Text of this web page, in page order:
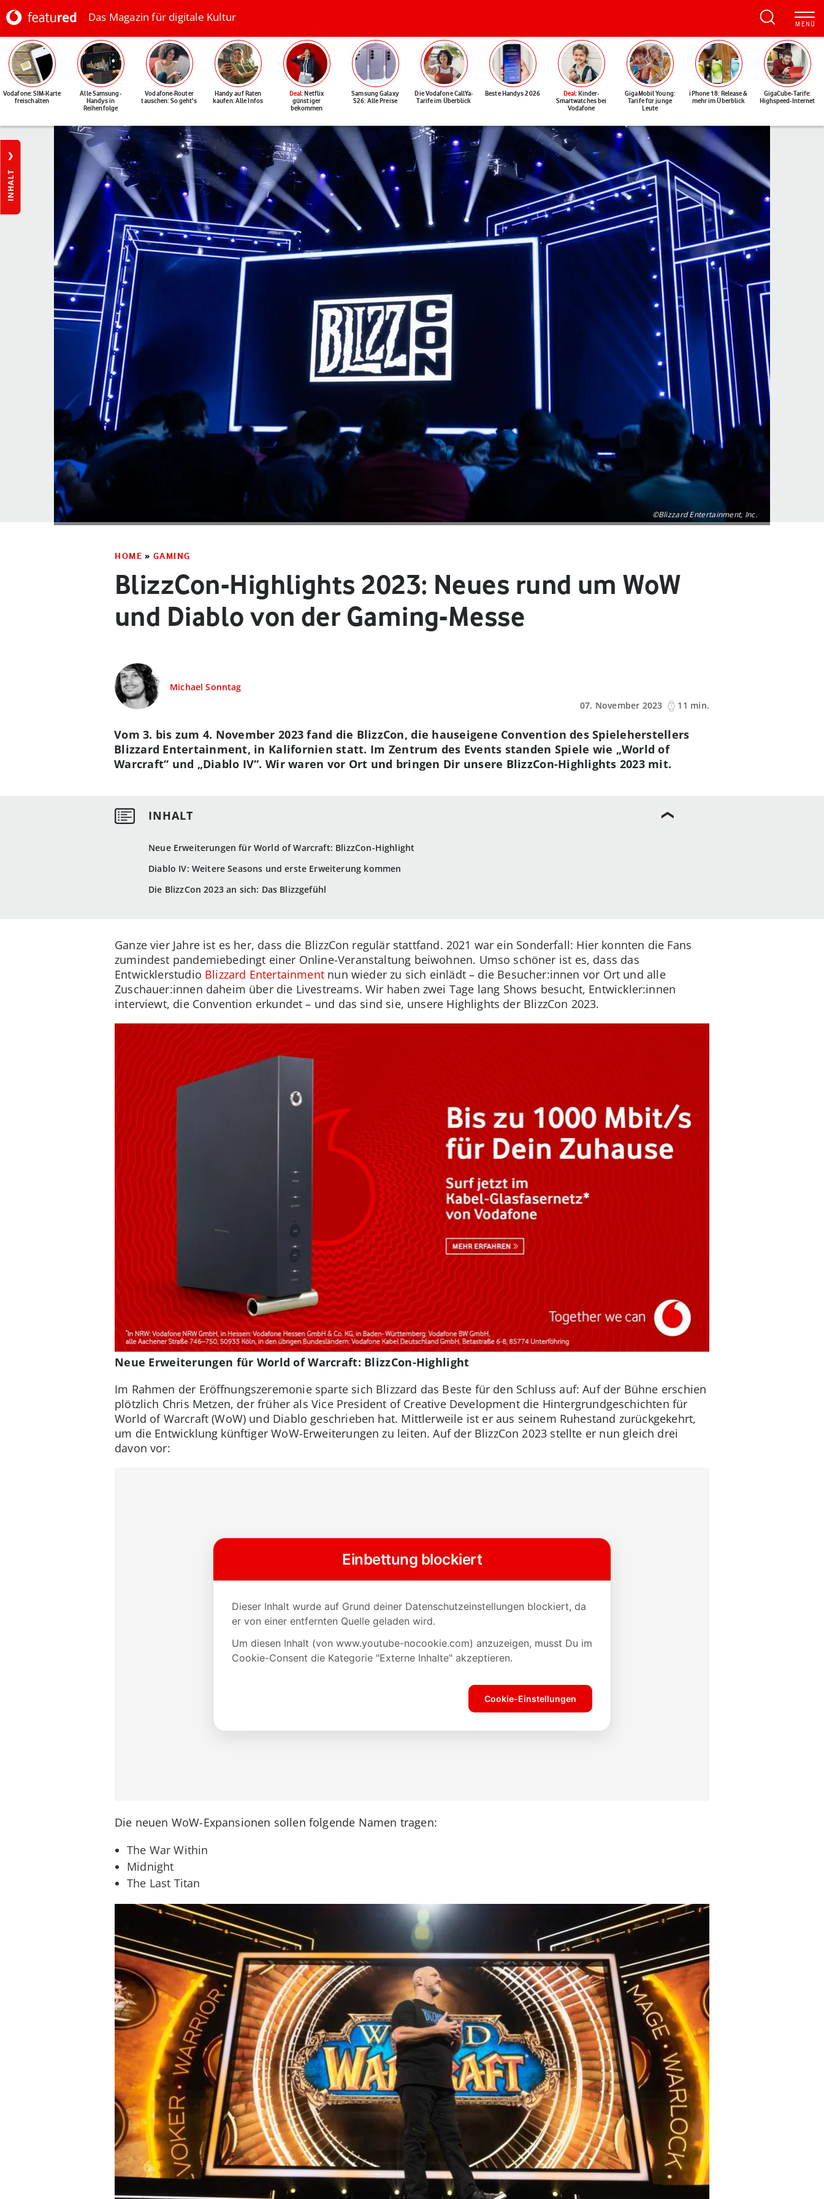
Das Magazin für digitale Kultur
Vodafone: SIM-Karte
freischalten
Alle Samsung-
Handys in
Reihenfolge
Vodafone-Router
tauschen: So geht's
Handy auf Raten
kaufen: Alle Infos
Deal: Netflix
günstiger
bekommen
Samsung Galaxy
S26: Alle Preise
Die Vodafone CallYa-
Tarife im Überblick
Beste Handys 2026 Deal: Kinder-
Smartwatches bei
Vodafone
GigaMobil Young:
Tarife für junge
Leute
iPhone 18: Release &
mehr im Überblick
GigaCube-Tarife:
Highspeed-Internet
INHALT
©Blizzard Entertainment, Inc.
HOME » GAMING
BlizzCon-Highlights 2023: Neues rund um WoW
und Diablo von der Gaming-Messe
Michael Sonntag
07. November 2023
11 min.
Neue Erweiterungen für World of Warcraft: BlizzCon-Highlight
Diablo IV: Weitere Seasons und erste Erweiterung kommen
Die BlizzCon 2023 an sich: Das Blizzgefühl
Vom 3. bis zum 4. November 2023 fand die BlizzCon, die hauseigene Convention des Spieleherstellers
Blizzard Entertainment, in Kalifornien statt. Im Zentrum des Events standen Spiele wie „World of
Warcraft“ und „Diablo IV“. Wir waren vor Ort und bringen Dir unsere BlizzCon-Highlights 2023 mit.
Ganze vier Jahre ist es her, dass die BlizzCon regulär stattfand. 2021 war ein Sonderfall: Hier konnten die Fans
zumindest pandemiebedingt einer Online-Veranstaltung beiwohnen. Umso schöner ist es, dass das
Entwicklerstudio Blizzard Entertainment nun wieder zu sich einlädt – die Besucher:innen vor Ort und alle
Zuschauer:innen daheim über die Livestreams. Wir haben zwei Tage lang Shows besucht, Entwickler:innen
interviewt, die Convention erkundet – und das sind sie, unsere Highlights der BlizzCon 2023.
Neue Erweiterungen für World of Warcraft: BlizzCon-Highlight
Im Rahmen der Eröffnungszeremonie sparte sich Blizzard das Beste für den Schluss auf: Auf der Bühne erschien
plötzlich Chris Metzen, der früher als Vice President of Creative Development die Hintergrundgeschichten für
World of Warcraft (WoW) und Diablo geschrieben hat. Mittlerweile ist er aus seinem Ruhestand zurückgekehrt,
um die Entwicklung künftiger WoW-Erweiterungen zu leiten. Auf der BlizzCon 2023 stellte er nun gleich drei
davon vor:
Die neuen WoW-Expansionen sollen folgende Namen tragen:
The War Within
Midnight
The Last Titan